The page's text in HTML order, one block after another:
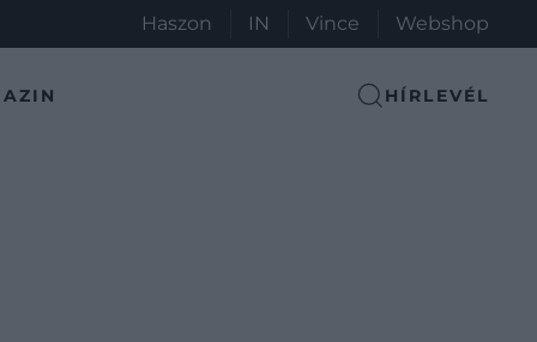
Haszon IN Vince Webshop
HÍRLEVÉL